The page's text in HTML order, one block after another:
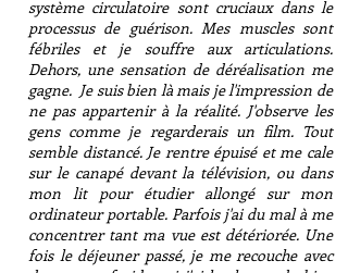
système circulatoire sont cruciaux dans le
processus de guérison. Mes muscles sont
fébriles et je souffre aux articulations.
Dehors, une sensation de déréalisation me
gagne. Je suis bien là mais je l'impression de
ne pas appartenir à la réalité. J'observe les
gens comme je regarderais un film. Tout
semble distancé. Je rentre épuisé et me cale
sur le canapé devant la télévision, ou dans
mon lit pour étudier allongé sur mon
ordinateur portable. Parfois j'ai du mal à me
concentrer tant ma vue est détériorée. Une
fois le déjeuner passé, je me recouche avec